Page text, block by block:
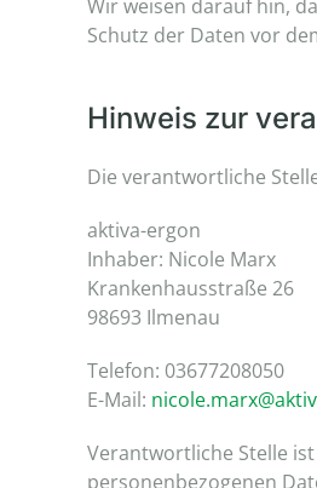
Wir weisen darauf hin,
Schutz der Daten vor
Hinweis zur
Die verantwortliche
aktiva-ergon
Inhaber: Nicole Marx
Krankenhausstraße 26
98693 Ilmenau
Telefon: 03677208050
E-Mail:
Verantwortliche Stelle
personenbezogenen